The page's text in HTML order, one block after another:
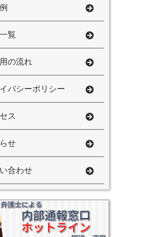
覧
の流れ
バシーポリシー
ス
せ
合わせ